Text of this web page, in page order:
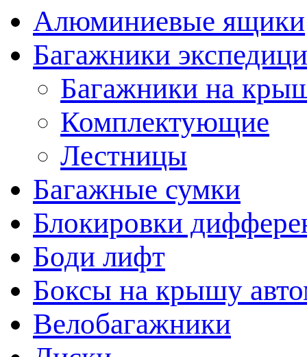
Алюминиевые ящики
Багажники
Багажники на
Комплектующие
Лестницы
Багажные сумки
Блокировки
Боди лифт
Боксы на крышу
Велобагажники